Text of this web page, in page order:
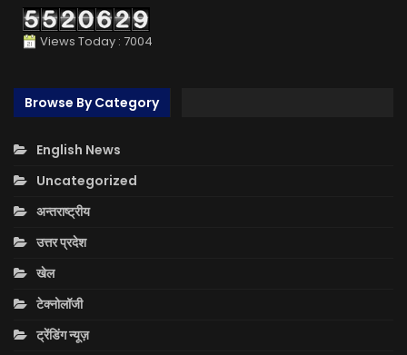
Views Today : 7004
Browse By Category
English News
Uncategorized
अन्तराष्ट्रीय
उत्तर प्रदेश
खेल
टेक्नोलॉजी
ट्रेंडिंग न्यूज़